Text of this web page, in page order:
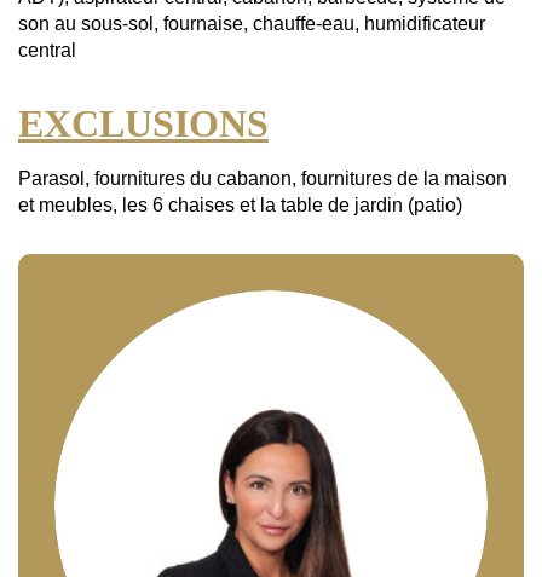
son au sous-sol, fournaise, chauffe-eau, humidificateur
central
EXCLUSIONS
Parasol, fournitures du cabanon, fournitures de la maison
et meubles, les 6 chaises et la table de jardin (patio)